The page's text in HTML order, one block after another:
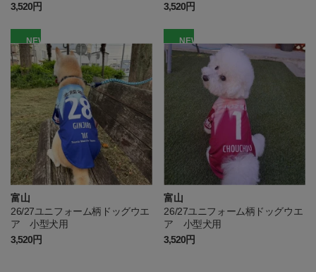
3,520円
3,520円
NEW
富山
26/27ユニフォーム柄ドッグウエ
ア 小型犬用
3,520円
NEW
富山
26/27ユニフォーム柄ドッグウエ
ア 小型犬用
3,520円